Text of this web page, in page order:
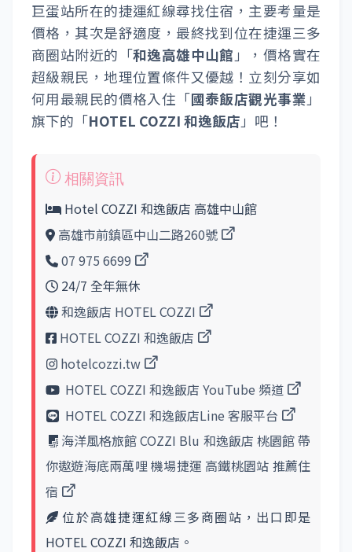
巨蛋站所在的捷運紅線尋找住宿，主要考量是
價格，其次是舒適度，最終找到位在捷運三多
商圈站附近的「和逸高雄中山館」，價格實在
超級親民，地理位置條件又優越！立刻分享如
何用最親民的價格入住「國泰飯店觀光事業」
旗下的「HOTEL COZZI 和逸飯店」吧！
Hotel COZZI 和逸飯店 高雄中山館
高雄市前鎮區中山二路260號
07 975 6699
24/7 全年無休
和逸飯店 HOTEL COZZI
HOTEL COZZI 和逸飯店
hotelcozzi.tw
HOTEL COZZI 和逸飯店 YouTube 頻道
HOTEL COZZI 和逸飯店Line 客服平台
海洋風格旅館 COZZI Blu 和逸飯店 桃園館 帶
你遨遊海底兩萬哩 機場捷運 高鐵桃園站 推薦住
宿
位於高雄捷運紅線三多商圈站，出口即是
HOTEL COZZI 和逸飯店。